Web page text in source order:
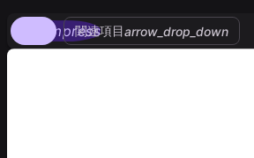
compress
関連項目arrow_drop_down